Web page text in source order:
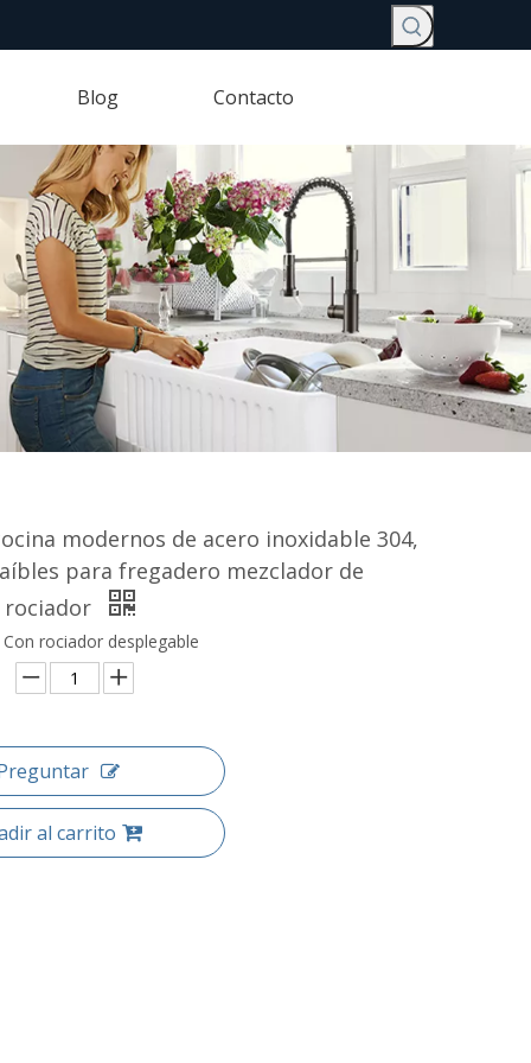
Blog Contacto
modernos de acero inoxidable 304,
para fregadero mezclador de
rociador
rociador desplegable
al carrito